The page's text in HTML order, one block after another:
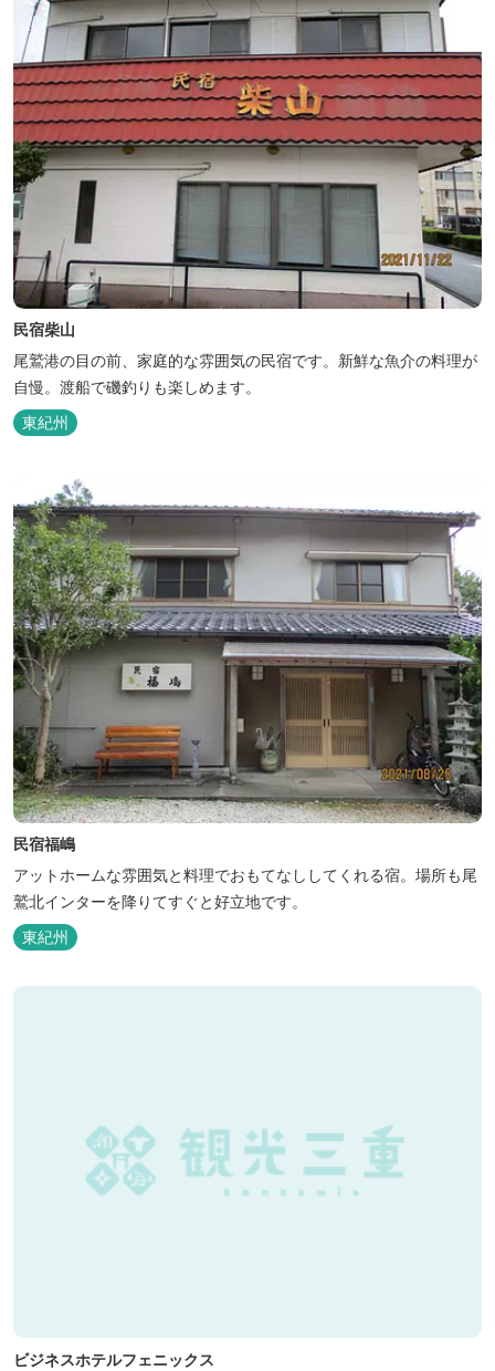
民宿柴山
尾鷲港の目の前、家庭的な雰囲気の民宿です。新鮮な魚介の料理が
自慢。渡船で磯釣りも楽しめます。
東紀州
民宿福嶋
アットホームな雰囲気と料理でおもてなししてくれる宿。場所も尾
鷲北インターを降りてすぐと好立地です。
東紀州
ビジネスホテルフェニックス